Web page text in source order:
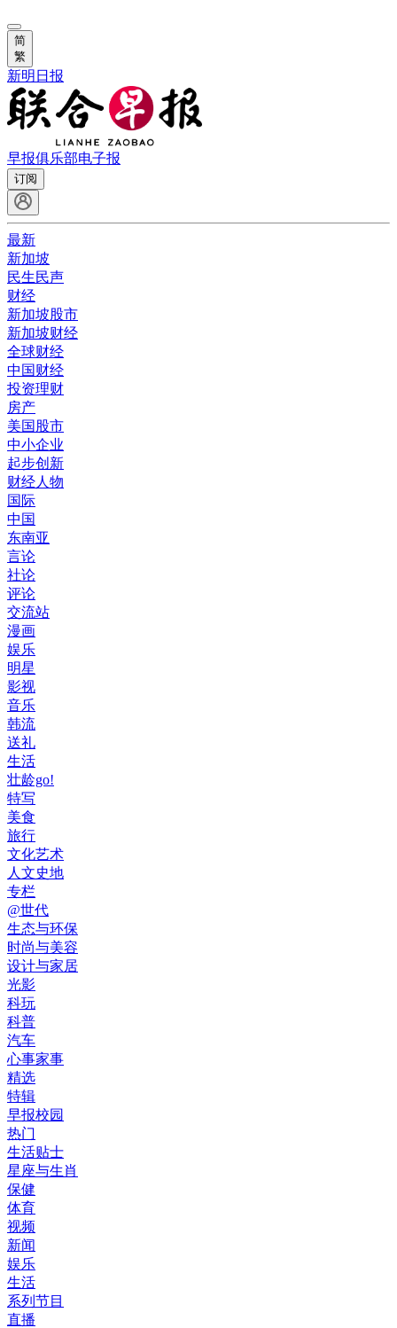
简
繁
新明日报
早报俱乐部电子报
订阅
最新
新加坡
民生民声
财经
新加坡股市
新加坡财经
全球财经
中国财经
投资理财
房产
美国股市
中小企业
起步创新
财经人物
国际
中国
东南亚
言论
社论
评论
交流站
漫画
娱乐
明星
影视
音乐
韩流
送礼
生活
壮龄go!
特写
美食
旅行
文化艺术
人文史地
专栏
@世代
生态与环保
时尚与美容
设计与家居
光影
科玩
科普
汽车
心事家事
精选
特辑
早报校园
热门
生活贴士
星座与生肖
保健
体育
视频
新闻
娱乐
生活
系列节目
直播